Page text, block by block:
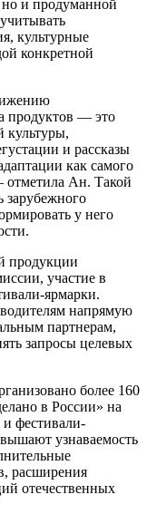
но и продуманной
культурные
конкретной
продуктов — это
культуры,
и рассказы
как самого
отметила Ан. Такой
зарубежного
у него
продукции
участие в
ярмарки.
напрямую
партнерам,
запросы целевых
более 160
в России» на
фестивали-
узнаваемость
расширения
отечественных